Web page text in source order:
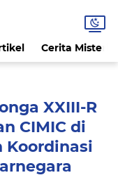
Cerita Misteri
XXIII-R
CIMIC di
Koordinasi